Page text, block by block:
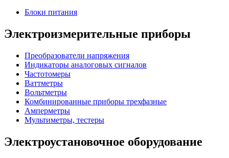
Блоки питания
Электроизмерительные приборы
Преобразователи напряжения
Индикаторы аналоговых сигналов
Частотомеры
Ваттметры
Вольтметры
Комбинированные приборы трехфазные
Амперметры
Мультиметры, тестеры
Электроустановочное оборудование